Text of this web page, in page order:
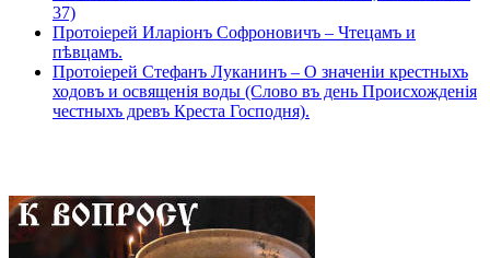
37)
Протоіерей Иларіонъ Софроновичъ – Чтецамъ и
пѣвцамъ.
Протоіерей Стефанъ Луканинъ – О значеніи крестныхъ
ходовъ и освященія воды (Слово въ день Происхожденія
честныхъ древъ Креста Господня).